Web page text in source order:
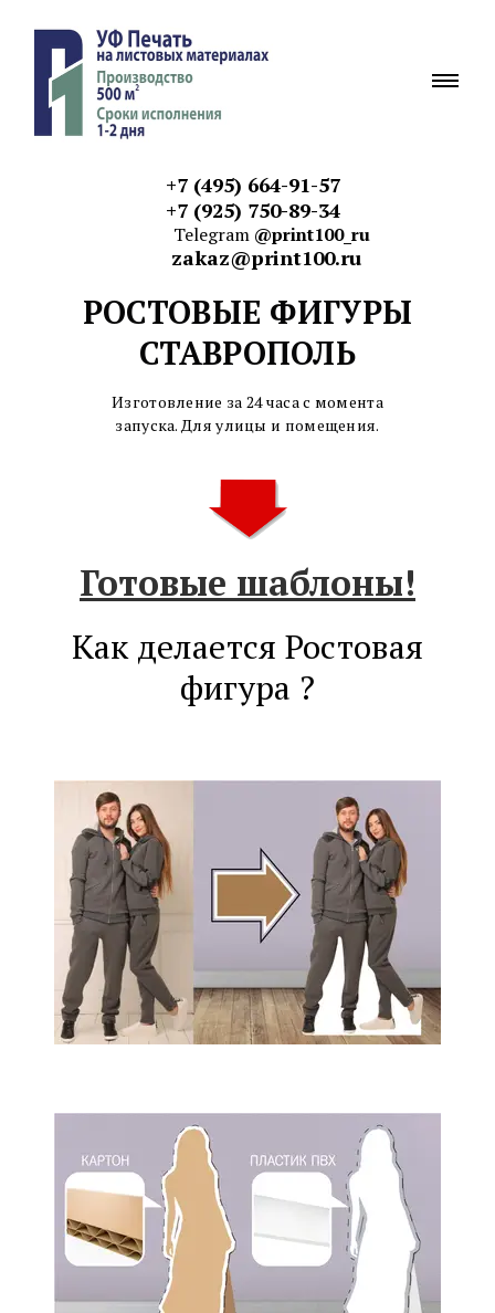
+7 (495) 664-91-57
+7 (925) 750-89-34
Telegram @print100_ru
zakaz@print100.ru
РОСТОВЫЕ ФИГУРЫ
СТАВРОПОЛЬ
Изготовление за 24 часа с момента
запуска. Для улицы и помещения.
Готовые шаблоны!
Как делается Ростовая
фигура ?